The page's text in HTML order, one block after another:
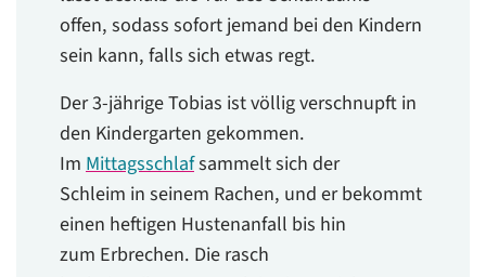
offen, sodass sofort jemand bei den Kindern
sein kann, falls sich etwas regt.
Der 3-jährige Tobias ist völlig verschnupft in
den Kindergarten gekommen.
ImMittagsschlafsammelt sich der
Schleim in seinem Rachen, und er bekommt
einen heftigen Hustenanfall bis hin
zum Erbrechen. Die rasch